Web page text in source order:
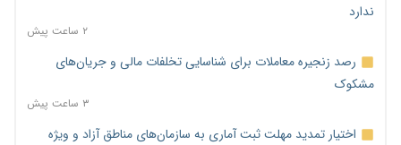
ندارد
۲ ساعت پیش
رصد زنجیره معاملات برای شناسایی تخلفات مالی و جریان‌های
مشکوک
۳ ساعت پیش
اختیار تمدید مهلت ثبت آماری به سازمان‌های مناطق آزاد و ویژه